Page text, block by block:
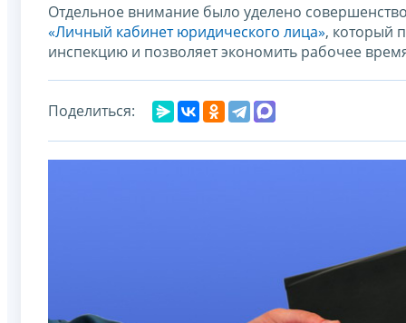
Отдельное внимание было уделено
«Личный кабинет юридического лица», который
инспекцию и позволяет экономить рабочее
Поделиться: